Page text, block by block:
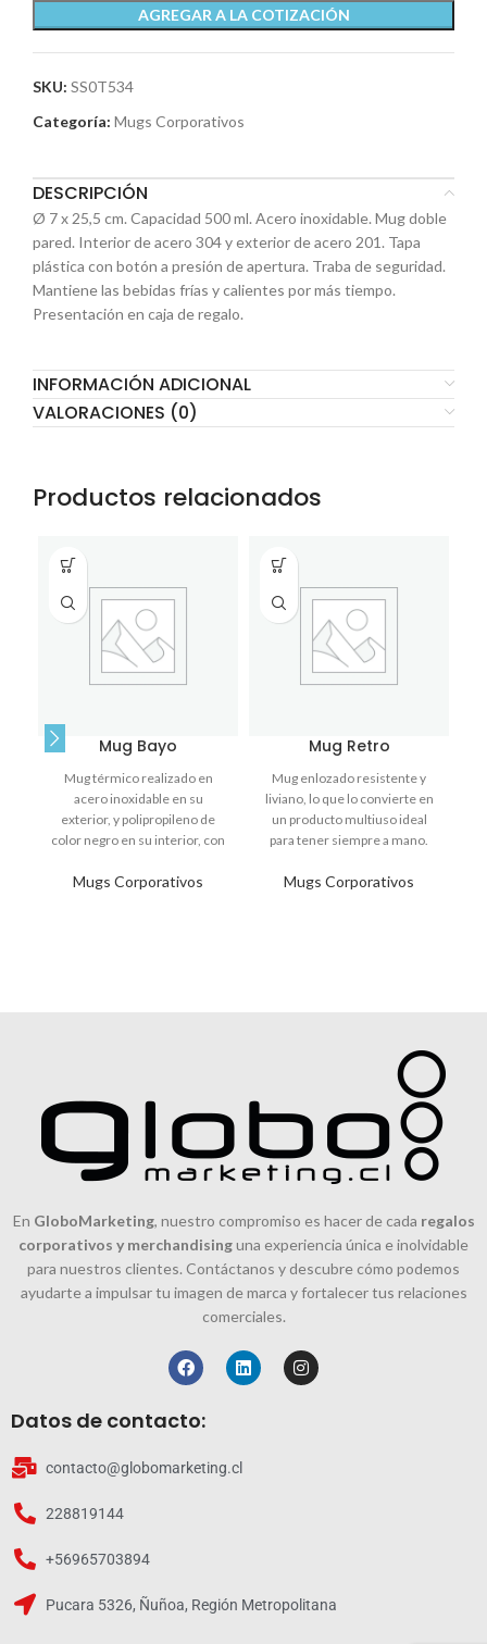
AGREGAR A LA COTIZACIÓN
SKU: SS0T534
Categoría: Mugs Corporativos
DESCRIPCIÓN
Ø 7 x 25,5 cm. Capacidad 500 ml. Acero inoxidable. Mug doble
pared. Interior de acero 304 y exterior de acero 201. Tapa
plástica con botón a presión de apertura. Traba de seguridad.
Mantiene las bebidas frías y calientes por más tiempo.
Presentación en caja de regalo.
INFORMACIÓN ADICIONAL
VALORACIONES (0)
Productos relacionados
Mug Bayo
Mugs Corporativos
Mug térmico realizado en
acero inoxidable en su
exterior, y polipropileno de
color negro en su interior, con
Mug Retro
Mugs Corporativos
Mug enlozado resistente y
liviano, lo que lo convierte en
un producto multiuso ideal
para tener siempre a mano.
En GloboMarketing, nuestro compromiso es hacer de cada regalos
corporativos y merchandisinguna experiencia única e inolvidable
para nuestros clientes. Contáctanos y descubre cómo podemos
ayudarte a impulsar tu imagen de marca y fortalecer tus relaciones
comerciales.
Datos de contacto:
contacto@globomarketing.cl
228819144
+56965703894
Pucara 5326, Ñuñoa, Región Metropolitana